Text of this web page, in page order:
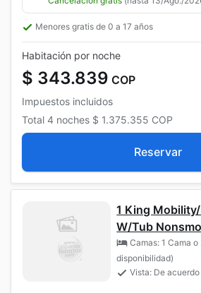
Menores gratis de 0 a 17 años
Habitación por noche
$ 343.839 COP
Impuestos incluidos
Total 4 noches $ 1.375.355 COP
Reservar
1 King
W/Tub
Camas: 1 Cama
disponibilidad)
Vista: De